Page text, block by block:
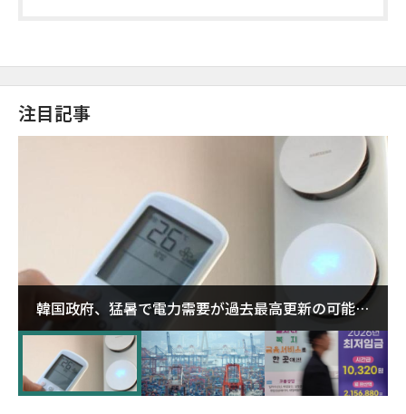
注目記事
韓国政府、猛暑で電力需要が過去最高更新の可能性
に需給対応体制を点検